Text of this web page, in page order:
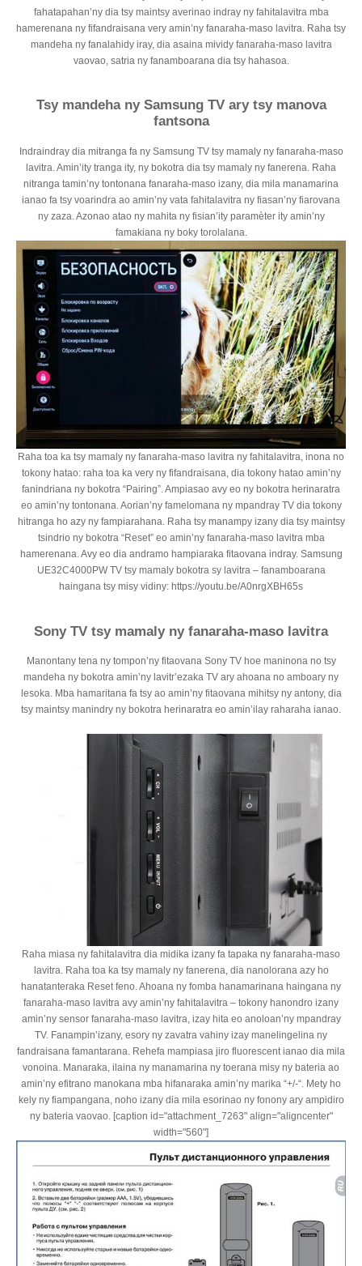
fahatapahan’ny dia tsy maintsy averinao indray ny fahitalavitra mba
hamerenana ny fifandraisana very amin’ny fanaraha-maso lavitra. Raha tsy
mandeha ny fanalahidy iray, dia asaina mividy fanaraha-maso lavitra
vaovao, satria ny fanamboarana dia tsy hahasoa.
Tsy mandeha ny Samsung TV ary tsy manova
fantsona
Indraindray dia mitranga fa ny Samsung TV tsy mamaly ny fanaraha-maso
lavitra. Amin’ity tranga ity, ny bokotra dia tsy mamaly ny fanerena. Raha
nitranga tamin’ny tontonana fanaraha-maso izany, dia mila manamarina
ianao fa tsy voarindra ao amin’ny vata fahitalavitra ny fiasan’ny fiarovana
ny zaza. Azonao atao ny mahita ny fisian’ity paramèter ity amin’ny
famakiana ny boky torolalana.
Raha toa ka tsy mamaly ny fanaraha-maso lavitra ny fahitalavitra, inona no
tokony hatao: raha toa ka very ny fifandraisana, dia tokony hatao amin’ny
fanindriana ny bokotra “Pairing”. Ampiasao avy eo ny bokotra herinaratra
eo amin’ny tontonana. Aorian’ny famelomana ny mpandray TV dia tokony
hitranga ho azy ny fampiarahana. Raha tsy manampy izany dia tsy maintsy
tsindrio ny bokotra “Reset” eo amin’ny fanaraha-maso lavitra mba
hamerenana. Avy eo dia andramo hampiaraka fitaovana indray. Samsung
UE32C4000PW TV tsy mamaly bokotra sy lavitra – fanamboarana
haingana tsy misy vidiny: https://youtu.be/A0nrgXBH65s
Sony TV tsy mamaly ny fanaraha-maso lavitra
Manontany tena ny tompon’ny fitaovana Sony TV hoe maninona no tsy
mandeha ny bokotra amin’ny lavitr’ezaka TV ary ahoana no amboary ny
lesoka. Mba hamaritana fa tsy ao amin’ny fitaovana mihitsy ny antony, dia
tsy maintsy manindry ny bokotra herinaratra eo amin’ilay raharaha ianao.
Raha miasa ny fahitalavitra dia midika izany fa tapaka ny fanaraha-maso
lavitra. Raha toa ka tsy mamaly ny fanerena, dia nanolorana azy ho
hanatanteraka Reset feno. Ahoana ny fomba hanamarinana haingana ny
fanaraha-maso lavitra avy amin’ny fahitalavitra – tokony hanondro izany
amin’ny sensor fanaraha-maso lavitra, izay hita eo anoloan’ny mpandray
TV. Fanampin’izany, esory ny zavatra vahiny izay manelingelina ny
fandraisana famantarana. Rehefa mampiasa jiro fluorescent ianao dia mila
vonoina. Manaraka, ilaina ny manamarina ny toerana misy ny bateria ao
amin’ny efitrano manokana mba hifanaraka amin’ny marika “+/-“. Mety ho
kely ny fiampangana, noho izany dia mila esorinao ny fonony ary ampidiro
ny bateria vaovao. [caption id="attachment_7263" align="aligncenter"
width="560"]